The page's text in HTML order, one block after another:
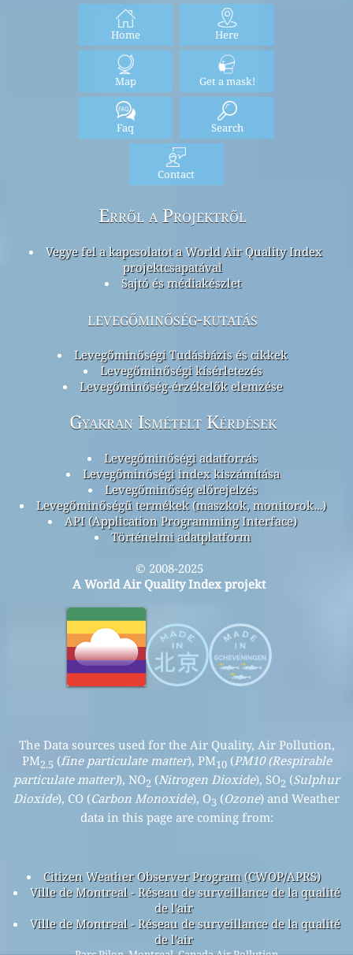
Home Here
Map Get a mask!
Faq Search
Contact
Erről a Projektről
Vegye fel a kapcsolatot a World Air Quality Index
projektcsapatával
Sajtó és médiakészlet
levegőminőség-kutatás
Levegőminőségi Tudásbázis és cikkek
Levegőminőségi kísérletezés
Levegőminőség-érzékelők elemzése
Gyakran Ismételt Kérdések
Levegőminőségi adatforrás
Levegőminőségi index kiszámítása
Levegőminőség előrejelzés
Levegőminőségű termékek (maszkok, monitorok…)
API (Application Programming Interface)
Történelmi adatplatform
© 2008-2025
A World Air Quality Index projekt
The Data sources used for the Air Quality, Air Pollution,
PM2.5 (fine particulate matter), PM10(PM10 (Respirable
particulate matter)), NO2 (Nitrogen Dioxide), SO2 (Sulphur
Dioxide), CO (Carbon Monoxide), O3 (Ozone) and Weather
data in this page are coming from:
Citizen Weather Observer Program (CWOP/APRS)
Ville de Montreal - Réseau de surveillance de la qualité
de l'air
Ville de Montreal - Réseau de surveillance de la qualité
de l'air